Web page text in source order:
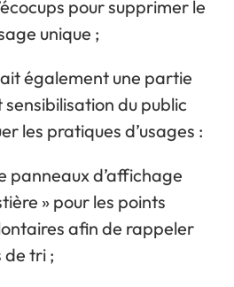
pour supprimer le
unique ;
également une partie
du public
les pratiques d’usages :
panneaux d’affichage
» pour les points
afin de rappeler
de tri ;